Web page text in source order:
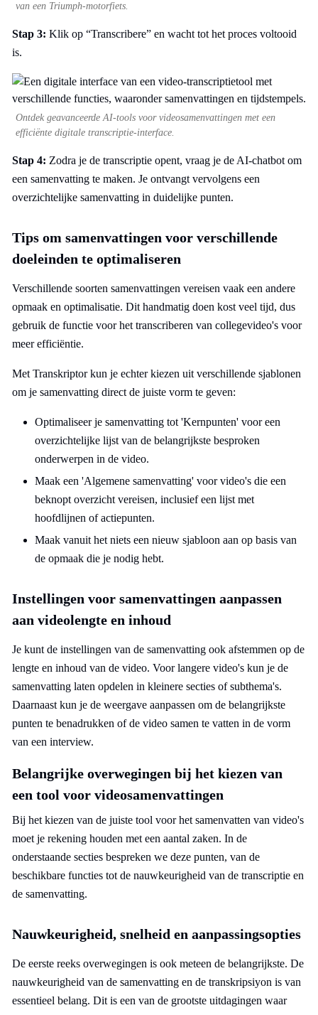
van een Triumph-motorfiets.
Stap 3: Klik op “Transcribere” en wacht tot het proces voltooid
is.
Ontdek geavanceerde AI-tools voor videosamenvattingen met een
efficiënte digitale transcriptie-interface.
Stap 4: Zodra je de transcriptie opent, vraag je de AI-chatbot om
een samenvatting te maken. Je ontvangt vervolgens een
overzichtelijke samenvatting in duidelijke punten.
Tips om samenvattingen voor verschillende
doeleinden te optimaliseren
Verschillende soorten samenvattingen vereisen vaak een andere
opmaak en optimalisatie. Dit handmatig doen kost veel tijd, dus
gebruik de functie voor het transcriberen van collegevideo's voor
meer efficiëntie.
Met Transkriptor kun je echter kiezen uit verschillende sjablonen
om je samenvatting direct de juiste vorm te geven:
Optimaliseer je samenvatting tot 'Kernpunten' voor een
overzichtelijke lijst van de belangrijkste besproken
onderwerpen in de video.
Maak een 'Algemene samenvatting' voor video's die een
beknopt overzicht vereisen, inclusief een lijst met
hoofdlijnen of actiepunten.
Maak vanuit het niets een nieuw sjabloon aan op basis van
de opmaak die je nodig hebt.
Instellingen voor samenvattingen aanpassen
aan videolengte en inhoud
Je kunt de instellingen van de samenvatting ook afstemmen op de
lengte en inhoud van de video. Voor langere video's kun je de
samenvatting laten opdelen in kleinere secties of subthema's.
Daarnaast kun je de weergave aanpassen om de belangrijkste
punten te benadrukken of de video samen te vatten in de vorm
van een interview.
Belangrijke overwegingen bij het kiezen van
een tool voor videosamenvattingen
Bij het kiezen van de juiste tool voor het samenvatten van video's
moet je rekening houden met een aantal zaken. In de
onderstaande secties bespreken we deze punten, van de
beschikbare functies tot de nauwkeurigheid van de transcriptie en
de samenvatting.
Nauwkeurigheid, snelheid en aanpassingsopties
De eerste reeks overwegingen is ook meteen de belangrijkste. De
nauwkeurigheid van de samenvatting en de transkripsiyon is van
essentieel belang. Dit is een van de grootste uitdagingen waar